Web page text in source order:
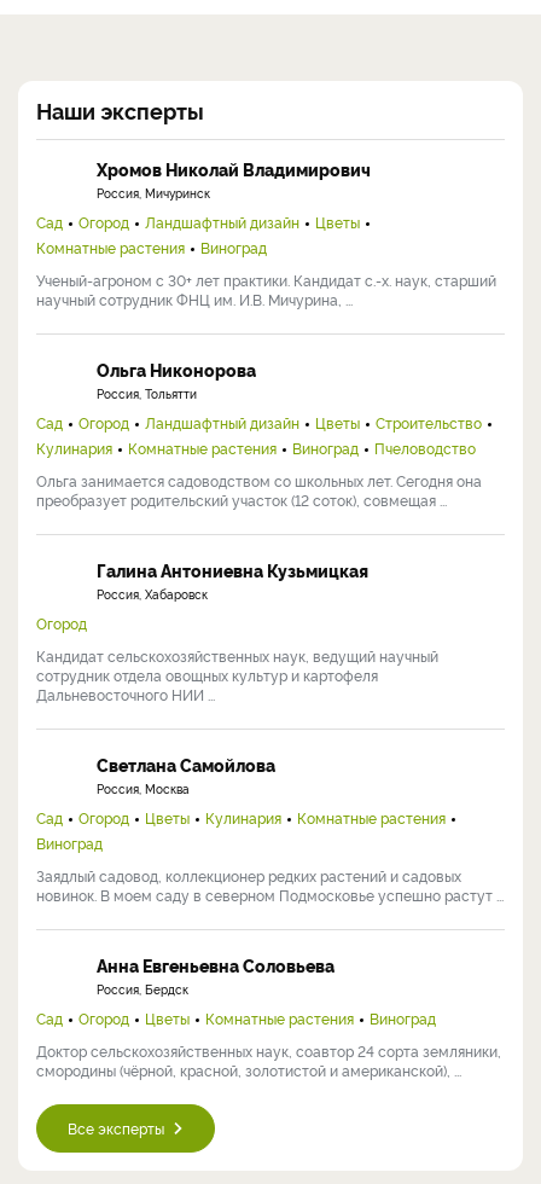
Наши эксперты
Хромов Николай Владимирович
Россия, Мичуринск
Сад Огород Ландшафтный дизайн
Цветы
Комнатные растения
Виноград
Ученый-агроном с 30+ лет практики. Кандидат с.-х. наук, старший
научный сотрудник ФНЦ им. И.В. Мичурина, ...
Ольга Никонорова
Россия, Тольятти
Сад Огород Ландшафтный дизайн Цветы
Строительство
Кулинария
Комнатные растения Виноград
Пчеловодство
Ольга занимается садоводством со школьных лет. Сегодня она
преобразует родительский участок (12 соток), совмещая ...
Галина Антониевна Кузьмицкая
Россия, Хабаровск
Огород
Кандидат сельскохозяйственных наук, ведущий научный
сотрудник отдела овощных культур и картофеля
Дальневосточного НИИ ...
Светлана Самойлова
Россия, Москва
Сад Огород Цветы Кулинария
Комнатные растения
Виноград
Заядлый садовод, коллекционер редких растений и садовых
новинок. В моем саду в северном Подмосковье успешно растут ...
Анна Евгеньевна Соловьева
Россия, Бердск
Сад Огород Цветы Комнатные растения
Виноград
Доктор сельскохозяйственных наук, соавтор 24 сорта земляники,
смородины (чёрной, красной, золотистой и американской), ...
Все эксперты